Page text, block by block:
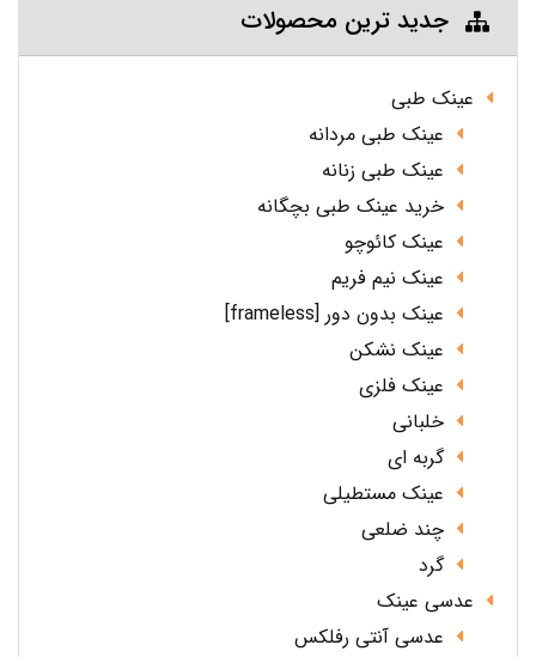
جدید ترین محصولات
عینک طبی
عینک طبی مردانه
عینک طبی زنانه
خرید عینک طبی بچگانه
عینک کائوچو
عینک نیم فریم
عینک بدون دور [frameless]
عینک نشکن
عینک فلزی
خلبانی
گربه ای
عینک مستطیلی
چند ضلعی
گرد
عدسی عینک
عدسی آنتی رفلکس